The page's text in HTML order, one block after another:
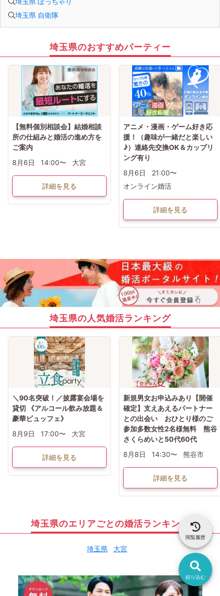
絞り込む
閲覧履歴
埼玉県 自衛隊
埼玉県のおすすめパーティー
【無料個別相談会】結婚相談
所の仕組みと婚活の進め方を
ご案内
8月6日
14:00〜 大宮
詳細を見る
アニメ・漫画・ゲーム好き応
援！（趣味が一緒だと楽しい
♪）連絡先交換OK＆カップリ
ング有り
8月6日
21:00〜
オンライン婚活
詳細を見る
埼玉県の人気婚活ランキング
＼90名突破！／披露宴会場を
貸切 《アルコール飲み放題＆
豪華ビュッフェ》
8月9日
17:00〜 大宮
詳細を見る
新規男女お申込みあり【開催
確定】支えあえるパートナー
との出会い おひとり様のご
参加多数女性2名様無料 熊谷
さくらめいと50代60代
8月8日
14:30〜 熊谷市
詳細を見る
埼玉県のエリアごとの婚活ランキング
埼玉県 大宮